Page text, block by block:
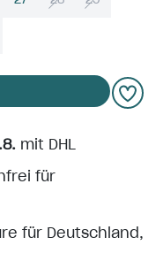
mit DHL
für
für Deutschland,